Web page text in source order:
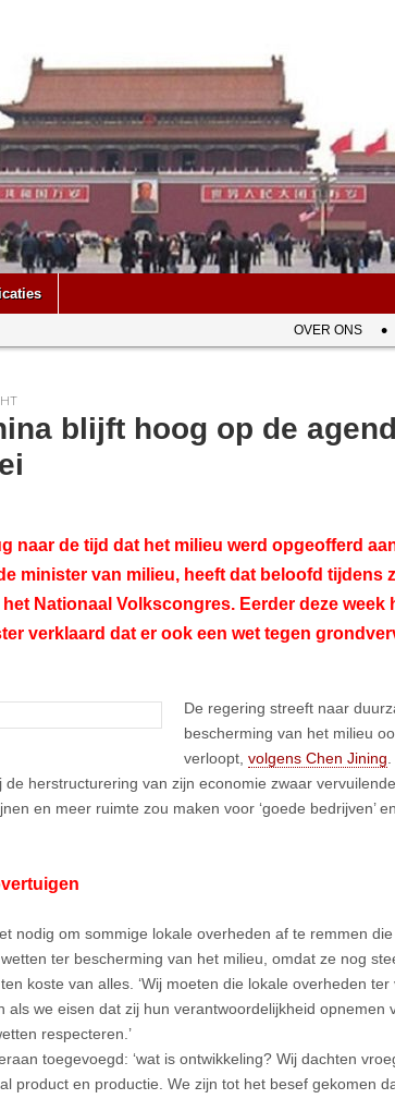
OVER ONS
blijft hoog op de
naar de tijd dat het milieu werd opgeofferd
minister van milieu, heeft dat beloofd tijdens
Nationaal Volkscongres. Eerder deze week
verklaard dat er ook een wet tegen
De regering streeft naar
bescherming van het milieu
verloopt, volgens Chen Jining
herstructurering van zijn economie zwaar
en meer ruimte zou maken voor ‘goede bedrijven’
nodig om sommige lokale overheden af te remmen
ter bescherming van het milieu, omdat ze nog
koste van alles. ‘Wij moeten die lokale overheden ter
als we eisen dat zij hun verantwoordelijkheid opnemen
respecteren.’
toegevoegd: ‘wat is ontwikkeling? Wij dachten
product en productie. We zijn tot het besef gekomen